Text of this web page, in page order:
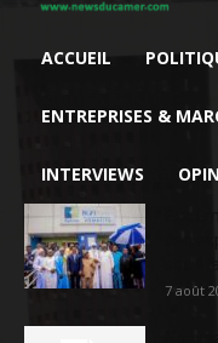
ACCUEIL
ENTREPRISES &
INTERVIEWS
7 août